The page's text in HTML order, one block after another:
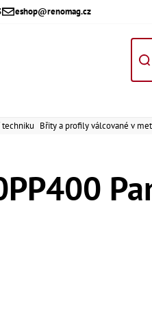
eshop@renomag.cz
techniku Břity a profily válcované v